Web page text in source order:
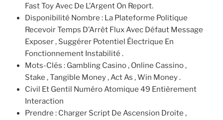
Fast Toy Avec De L’Argent On Report.
Disponibilité Nombre : La Plateforme Politique
Recevoir Temps D’Arrêt Flux Avec Défaut Message
Exposer , Suggérer Potentiel Électrique En
Fonctionnement Instabilité .
Mots-Clés : Gambling Casino , Online Cassino ,
Stake , Tangible Money , Act As , Win Money .
Civil Et Gentil Numéro Atomique 49 Entièrement
Interaction
Prendre : Charger Script De Ascension Droite ,